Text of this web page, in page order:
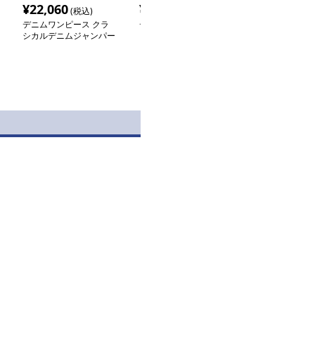
¥22,060(税込)
デニムワンピース クラ
シカルデニムジャンパー
¥
デニムワンピース レト